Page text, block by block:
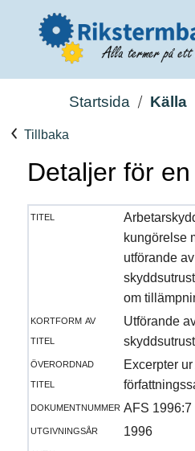
Startsida Källa
Tillbaka
Detaljer för
titel
kungörelse
utförande
om
kortform av
titel
Utförande
överordnad
titel
Excerpter
dokumentnummer AFS 1996:7
utgivningsår
1996